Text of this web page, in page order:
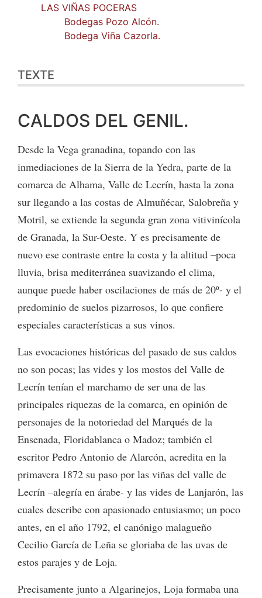
LAS VIÑAS POCERAS
Bodegas Pozo Alcón.
Bodega Viña Cazorla.
TEXTE
CALDOS DEL GENIL.
Desde la Vega granadina, topando con las
inmediaciones de la Sierra de la Yedra, parte de la
comarca de Alhama, Valle de Lecrín, hasta la zona
sur llegando a las costas de Almuñécar, Salobreña y
Motril, se extiende la segunda gran zona vitivinícola
de Granada, la Sur-Oeste. Y es precisamente de
nuevo ese contraste entre la costa y la altitud –poca
lluvia, brisa mediterránea suavizando el clima,
aunque puede haber oscilaciones de más de 20º- y el
predominio de suelos pizarrosos, lo que confiere
especiales características a sus vinos.
Las evocaciones históricas del pasado de sus caldos
no son pocas; las vides y los mostos del Valle de
Lecrín tenían el marchamo de ser una de las
principales riquezas de la comarca, en opinión de
personajes de la notoriedad del Marqués de la
Ensenada, Floridablanca o Madoz; también el
escritor Pedro Antonio de Alarcón, acredita en la
primavera 1872 su paso por las viñas del valle de
Lecrín –alegría en árabe- y las vides de Lanjarón, las
cuales describe con apasionado entusiasmo; un poco
antes, en el año 1792, el canónigo malagueño
Cecilio García de Leña se gloriaba de las uvas de
estos parajes y de Loja.
Precisamente junto a Algarinejos, Loja formaba una